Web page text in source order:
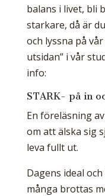
balans i livet, bli
starkare, då är
och lyssna på
utsidan” i vår
info:
STARK- på in
En föreläsning
om att älska sig
leva fullt ut.
Dagens ideal
många brottas